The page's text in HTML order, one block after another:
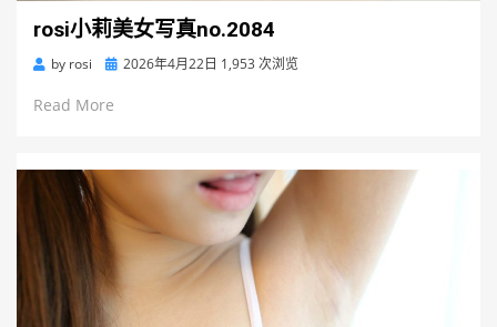
rosi小莉美女写真no.2084
by rosi
Posted2026年4月22日 1,953 次浏览
Read More